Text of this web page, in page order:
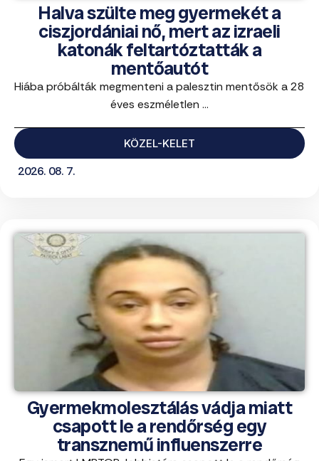
Halva szülte meg gyermekét a
ciszjordániai nő, mert az izraeli
katonák feltartóztatták a
mentőautót
Hiába próbálták megmenteni a palesztin mentősök a 28
éves eszméletlen ...
KÖZEL-KELET
2026. 08. 7.
Gyermekmolesztálás vádja miatt
csapott le a rendőrség egy
transznemű influenszerre